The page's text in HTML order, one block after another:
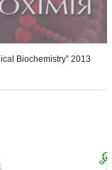
Biochemistry” 2013